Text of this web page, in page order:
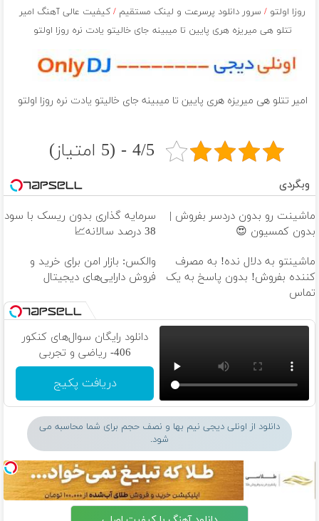
روزا اولتو /سرور دانلود پرسرعت و لینک مستقیم /کیفیت عالی آهنگ امیر
تتلو هی میریزه هری پایین تا میبینه جای خالیتو یادت نره روزا اولتو
امیر تتلو هی میریزه هری پایین تا میبینه جای خالیتو یادت نره روزا اولتو
4/5 - (5 امتیاز)
وبگردی
ماشینت رو بدون دردسر بفروش |
بدون کمسیون 😍
سرمایه گذاری بدون ریسک با سود
38 درصد سالانه📈
ماشینتو به دلال نده! به مصرف
کننده بفروش! بدون پاسخ به یک
تماس
والکس: بازار امن برای خرید و
فروش دارایی‌های دیجیتال
دانلود رایگان سوال‌های کنکور
406- ریاضی و تجربی
دریافت پکیج
دانلود از اونلی دیجی نیم بها و نصف حجم برای شما محاسبه می
شود.